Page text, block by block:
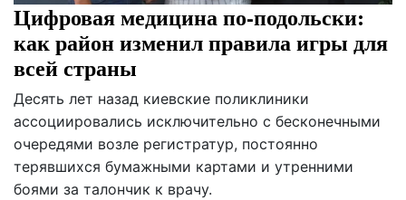
Цифровая медицина по-подольски:
как район изменил правила игры для
всей страны
Десять лет назад киевские поликлиники
ассоциировались исключительно с бесконечными
очередями возле регистратур, постоянно
терявшихся бумажными картами и утренними
боями за талончик к врачу.